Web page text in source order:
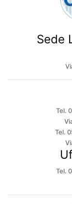
Sede
Tel.
Tel.
Tel.